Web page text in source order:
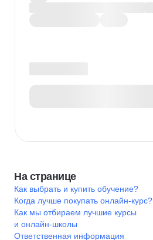
На странице
Как выбрать и купить обучение?
Когда лучше покупать онлайн-курс?
Как мы отбираем лучшие курсы
и онлайн-школы
Ответственная информация